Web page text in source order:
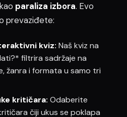
paraliza izbora. Evo
prevaziđete:
kviz: Naš kviz na
filtrira sadržaje na
žanra i formata u samo tri
kritičara: Odaberite
čiji ukus se poklapa